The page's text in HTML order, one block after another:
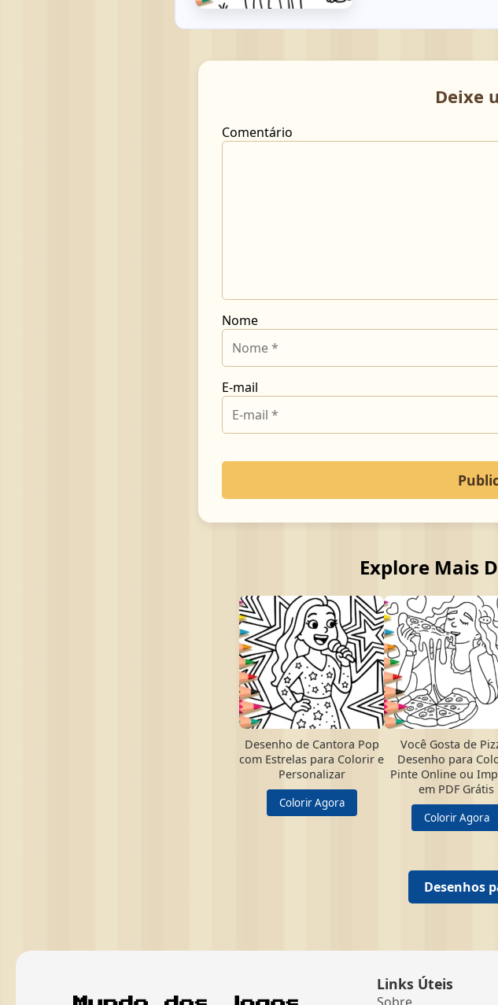
Deixe
Comentário
Nome
E-mail
Explore Mais
Desenho de Cantora Pop
com Estrelas para Colorir e
Personalizar
Colorir Agora
Você Gosta de
Desenho para
Pinte Online ou
em PDF Grátis
Colorir Agora
Desenhos
Links Úteis